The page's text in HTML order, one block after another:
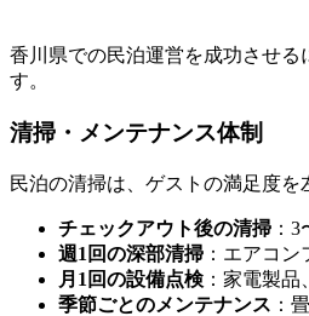
香川県での民泊運営を成功させる
す。
清掃・メンテナンス体制
民泊の清掃は、ゲストの満足度
チェックアウト後の清掃 ：
週1回の深部清掃 ：エアコ
月1回の設備点検 ：家電製
季節ごとのメンテナンス ：